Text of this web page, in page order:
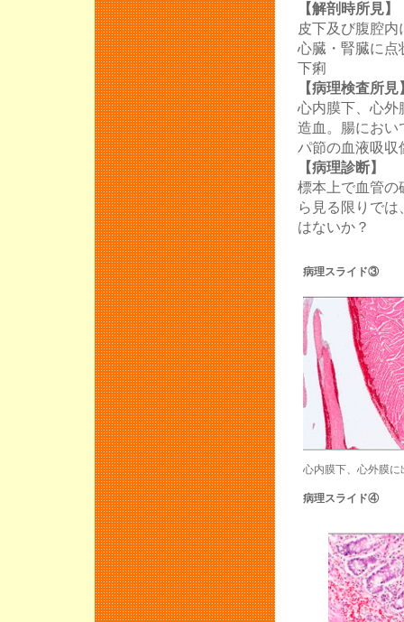
【解剖時所見】
皮下及び腹腔内
心臓・腎臓に点
下痢
【病理検査所見
心内膜下、心
造血。腸にお
パ節の血液吸収
【病理診断】
標本上で血管の
ら見る限りで
はないか？
病理スライド③
心内膜下、心外膜
病理スライド④